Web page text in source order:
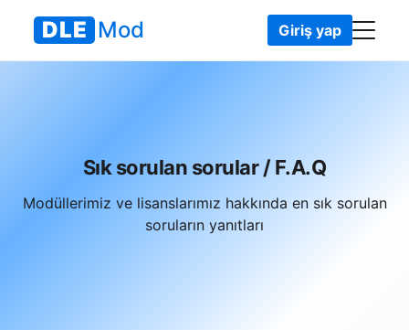
DLE Mod Giriş yap
Sık sorulan sorular / F.A.Q
Modüllerimiz ve lisanslarımız hakkında en sık sorulan
soruların yanıtları